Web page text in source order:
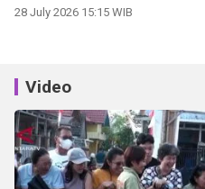
28 July 2026 15:15 WIB
Video